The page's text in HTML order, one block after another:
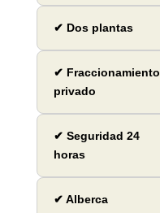
✔ Dos plantas
✔ Fraccionamiento
privado
✔ Seguridad 24
horas
✔ Alberca